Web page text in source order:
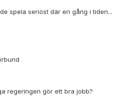
spela seriöst där en gång i tiden...
regeringen gör ett bra jobb?